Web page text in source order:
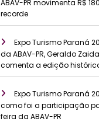
ABAV-PR movimenta R$
recorde
Expo Turismo Paraná
da ABAV-PR, Geraldo
comenta a edição
Expo Turismo Paraná
como foi a participação
feira da ABAV-PR